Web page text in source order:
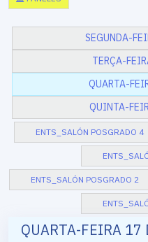
SEGUNDA-
TERÇA-
QUARTA-
QUINTA-
ENTS_SALÓN POSGRADO 4
ENTS_SALÓN POSGRADO 2
QUARTA-FEIRA 17